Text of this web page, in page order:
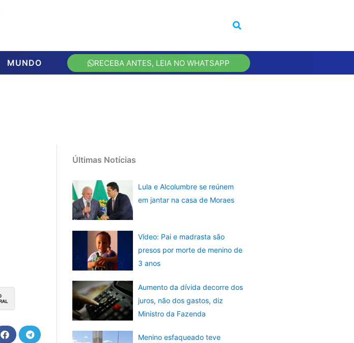
MUNDO RECEBA ANTES, LEIA NO WHATSAPP
Últimas Notícias
Lula e Alcolumbre se reúnem
em jantar na casa de Moraes
Vídeo: Pai e madrasta são
presos por morte de menino de
3 anos
Aumento da dívida decorre dos
juros, não dos gastos, diz
Ministro da Fazenda
Menino esfaqueado teve